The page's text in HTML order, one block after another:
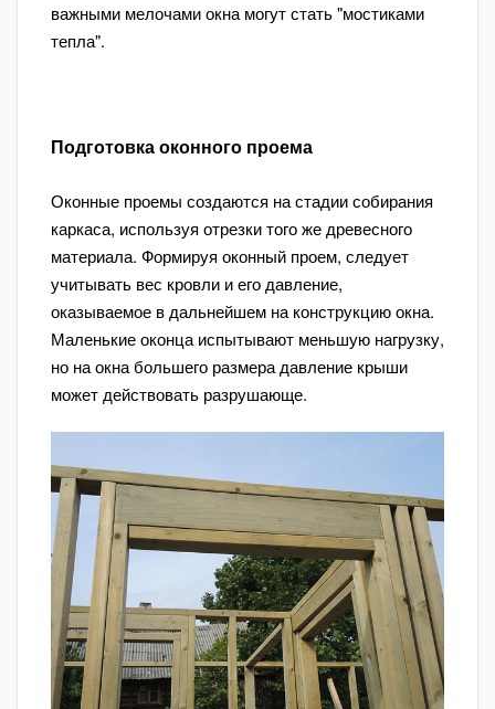
важными мелочами окна могут стать "мостиками
тепла".
Подготовка оконного проема
Оконные проемы создаются на стадии собирания
каркаса, используя отрезки того же древесного
материала. Формируя оконный проем, следует
учитывать вес кровли и его давление,
оказываемое в дальнейшем на конструкцию окна.
Маленькие оконца испытывают меньшую нагрузку,
но на окна большего размера давление крыши
может действовать разрушающе.